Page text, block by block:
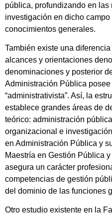
pública, profundizando en las
investigación en dicho
conocimientos generales.
También existe una
alcances y orientaciones
denominaciones y posterior
Administración Pública
“administrativista”. Así, la
establece grandes áreas de
teórico: administración
organizacional e
en Administración Pública y
Maestría en Gestión Pública
asegura un carácter
competencias de gestión
del dominio de las funciones
Otro estudio existente en la